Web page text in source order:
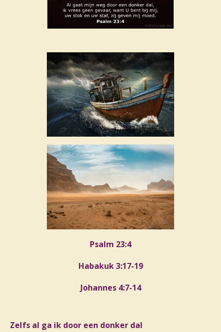
Psalm 23:4
Habakuk 3:17-19
Johannes 4:7-14
Zelfs al ga ik door een donker dal